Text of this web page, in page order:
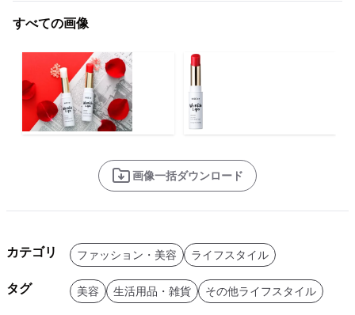
すべての画像
画像一括ダウンロード
カテゴリ ファッション・美容 ライフスタイル
タグ 美容 生活用品・雑貨 その他ライフスタイル